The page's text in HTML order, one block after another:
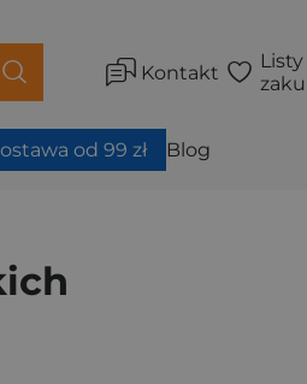
Kontakt
Listy
od 99 zł Blog